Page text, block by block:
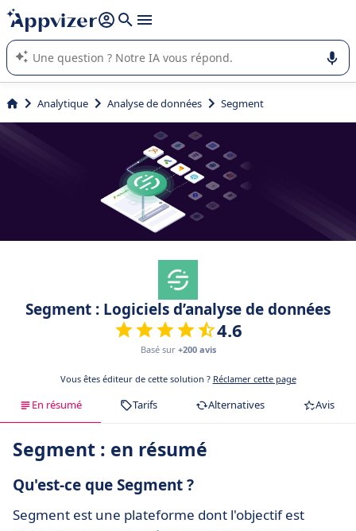
répondre (plusieurs lignes avec
L'IA de Appvizer vous guide dans l'utilisation ou la sélection de
logiciel SaaS en entreprise.
Analytique Analyse de données Segment
Segment : Logiciels d’analyse de données
4.6
Basé sur +200 avis
Vous êtes éditeur de cette solution ? Réclamer cette page
En résumé Tarifs Alternatives Avis
Segment : en résumé
Qu'est-ce que Segment ?
Segment est une plateforme dont l'objectif est